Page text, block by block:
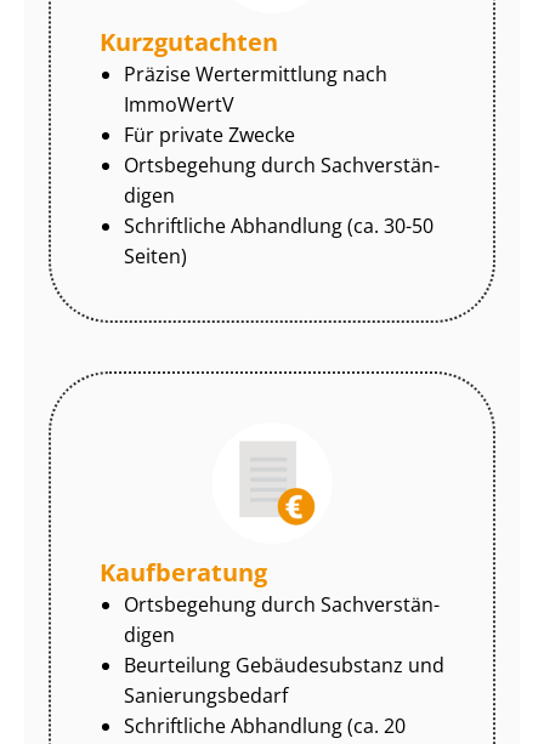
Kurzgutachten
Präzise Wertermittlung nach
ImmoWertV
Für private Zwecke
Ortsbegehung durch Sach­ver­stän­
di­gen
Schriftliche Abhandlung (ca. 30-50
Seiten)
Kaufberatung
Ortsbegehung durch Sach­ver­stän­
di­gen
Beurteilung Gebäudesubstanz und
Sa­nie­rungs­be­darf
Schriftliche Abhandlung (ca. 20